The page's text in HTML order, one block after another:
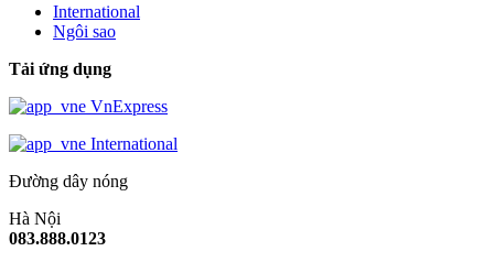
International
Ngôi sao
Tải ứng dụng
VnExpress
International
Đường dây nóng
Hà Nội
083.888.0123